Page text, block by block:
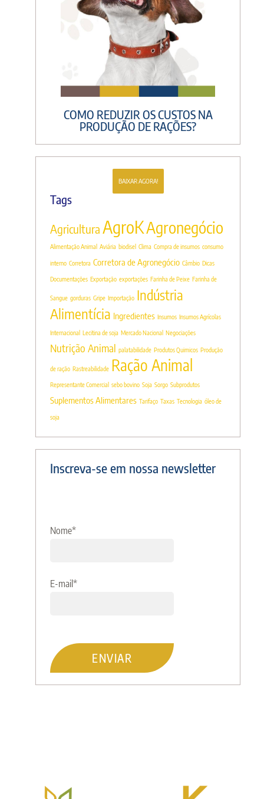
COMO REDUZIR OS CUSTOS NA
PRODUÇÃO DE RAÇÕES?
BAIXAR AGORA!
Tags
Agricultura AgroKAgronegócio
Alimentação Animal Aviária biodisel Clima Compra de insumos consumo
interno Corretora Corretora de Agronegócio Câmbio Dicas
Documentações Exportação exportações Farinha de Peixe Farinha de
Sangue gorduras Gripe Importação Indústria
Alimentícia Ingredientes Insumos Insumos Agrícolas
Internacional Lecitina de soja Mercado Nacional Negociações
Nutrição Animal palatabilidade Produtos Quimicos Produção
de ração Rastreabilidade Ração Animal
Representante Comercial sebo bovino Soja Sorgo Subprodutos
Suplementos Alimentares Tarifaço Taxas Tecnologia óleo de
soja
Inscreva-se em nossa newsletter
Nome*
E-mail*